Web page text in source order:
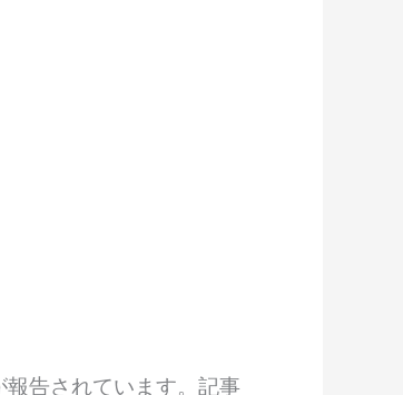
告されています。記事